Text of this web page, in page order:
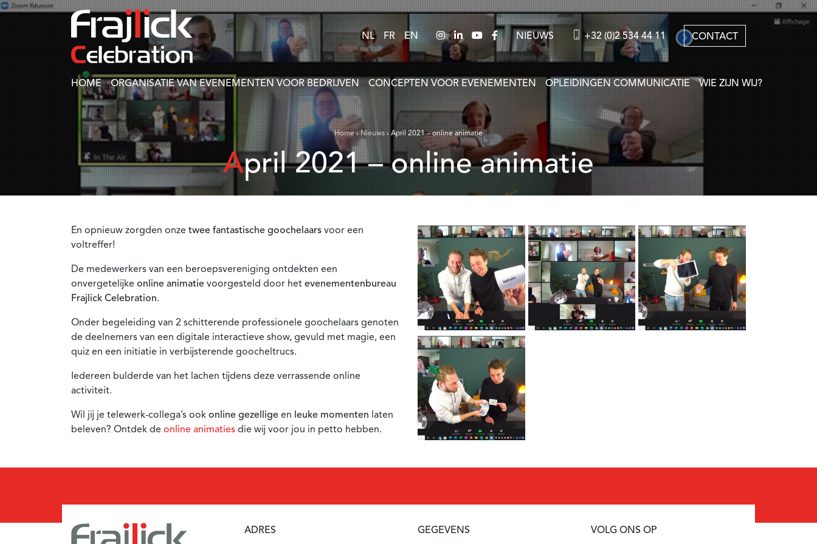
NL FR EN NIEUWS +32 (0)2 534 44 11 CONTACT
HOME ORGANISATIE VAN EVENEMENTEN VOOR BEDRIJVEN CONCEPTEN VOOR EVENEMENTEN OPLEIDINGEN COMMUNICATIE WIE ZIJN WIJ?
Home›Nieuws›April 2021 – online animatie
April 2021 – online animatie
En opnieuw zorgden onze twee fantastische goochelaars voor een
voltreffer!
De medewerkers van een beroepsvereniging ontdekten een
onvergetelijke online animatie voorgesteld door het evenementenbureau
Frajlick Celebration.
Onder begeleiding van 2 schitterende professionele goochelaars genoten
de deelnemers van een digitale interactieve show, gevuld met magie, een
quiz en een initiatie in verbijsterende goocheltrucs.
Iedereen bulderde van het lachen tijdens deze verrassende online
activiteit.
Wil jij je telewerk-collega’s ook online gezellige en leuke momenten laten
beleven? Ontdek de online animaties die wij voor jou in petto hebben.
ADRES GEGEVENS VOLG ONS OP